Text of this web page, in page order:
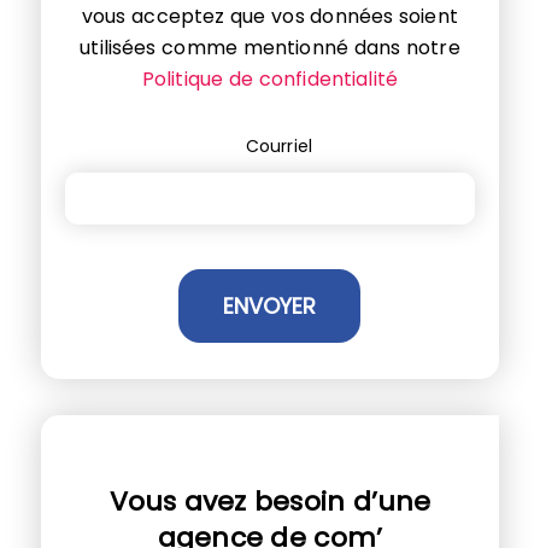
vous acceptez que vos données soient
utilisées comme mentionné dans notre
Politique de confidentialité
Courriel
Vous avez besoin d’une
agence de com’